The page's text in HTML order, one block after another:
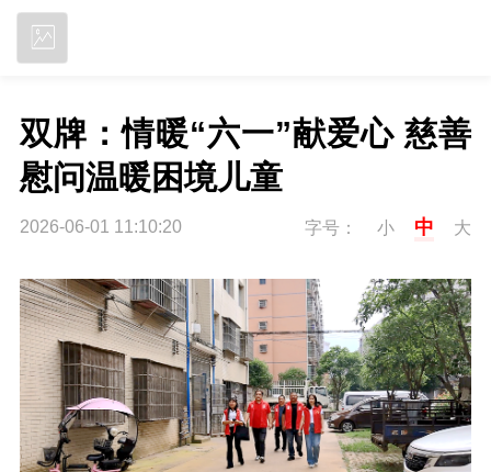
双牌：情暖“六一”献爱心 慈善
慰问温暖困境儿童
2026-06-01 11:10:20 字号： 小 中 大